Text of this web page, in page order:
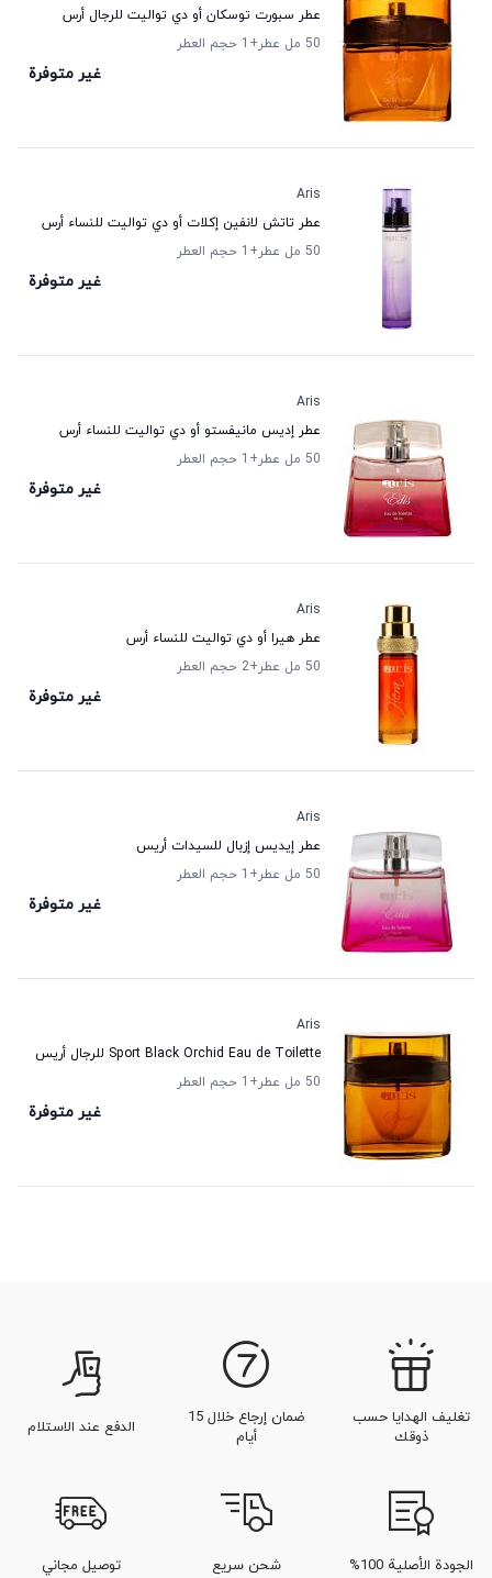
عطر سبورت توسكان أو دي تواليت للرجال أرس
50 مل عطر
+1 حجم العطر
غير متوفرة
Aris
عطر تاتش لانفين إكلات أو دي تواليت للنساء أرس
50 مل عطر
+1 حجم العطر
غير متوفرة
Aris
عطر إديس مانيفستو أو دي تواليت للنساء أرس
50 مل عطر
+1 حجم العطر
غير متوفرة
Aris
عطر هيرا أو دي تواليت للنساء أرس
50 مل عطر
+2 حجم العطر
غير متوفرة
Aris
عطر إيديس إزبال للسيدات أريس
50 مل عطر
+1 حجم العطر
غير متوفرة
Aris
Sport Black Orchid Eau de Toilette للرجال أريس
50 مل عطر
+1 حجم العطر
غير متوفرة
تغليف الهدايا حسب
ذوقك
ضمان إرجاع خلال 15
أيام
الدفع عند الاستلام
الجودة الأصلية 100% شحن سريع توصيل مجاني